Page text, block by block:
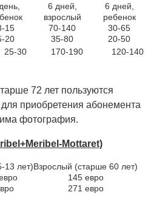
6 дней,
взрослый
6 дней,
ребенок
15 70-140
30-65
20 35-80
20-50
25-30 170-190 120-140
72 лет пользуются
приобретения абонемента
фотография.
Mottaret)
13 лет)Взрослый (старше 60 лет)
145 евро
271 евро